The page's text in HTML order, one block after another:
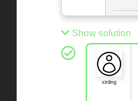
Show solution
xinling